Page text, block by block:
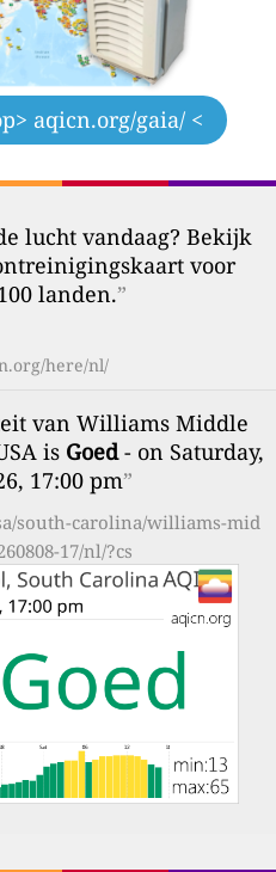
> aqicn.org/gaia/ <
lucht vandaag? Bekijk
voor
landen.”
here/nl/
van Williams Middle
is Goed- on Saturday,
17:00 pm”
south-carolina/williams-mid
17/nl/?cs